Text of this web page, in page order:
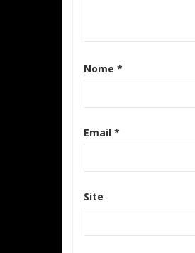
Nome *
Email *
Site